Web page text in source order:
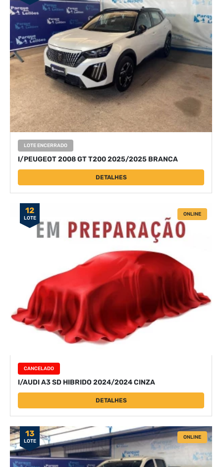
LOTE ENCERRADO
I/PEUGEOT 2008 GT T200 2025/2025 BRANCA
DETALHES
12
LOTE
ONLINE
CANCELADO
I/AUDI A3 SD HIBRIDO 2024/2024 CINZA
DETALHES
13
LOTE
ONLINE